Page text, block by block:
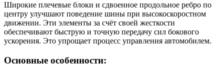
Широкие плечевые блоки и сдвоенное продольное ребро по
центру улучшают поведение шины при высокоскоростном
движении. Эти элементы за счёт своей жесткости
обеспечивают быструю и точную передачу сил бокового
ускорения. Это упрощает процесс управления автомобилем.
Основные особенности: